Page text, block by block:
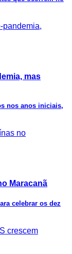
mas
nos anos iniciais,
Maracanã
celebrar os dez